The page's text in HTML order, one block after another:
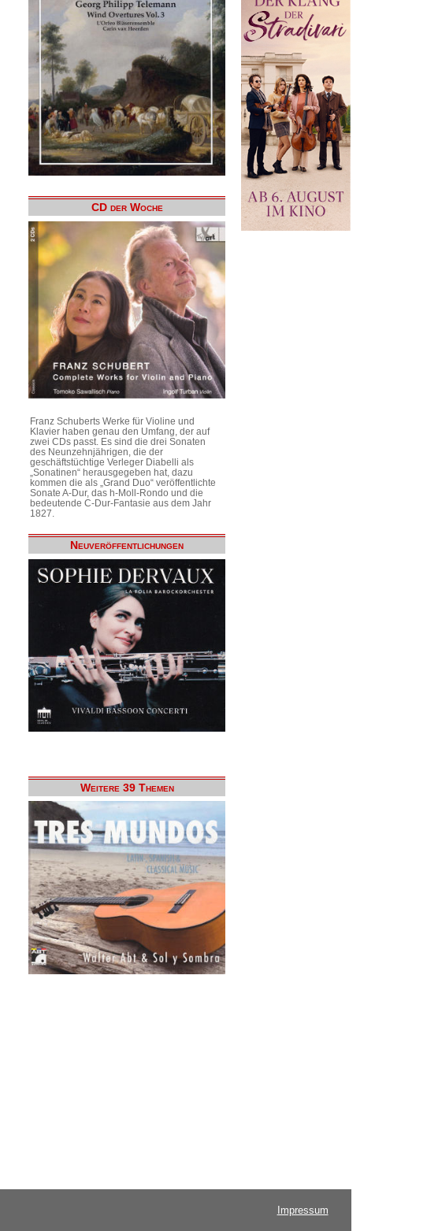
CD der Woche
Franz Schuberts Werke für Violine und
Klavier haben genau den Umfang, der auf
zwei CDs passt. Es sind die drei Sonaten
des Neunzehnjährigen, die der
geschäftstüchtige Verleger Diabelli als
„Sonatinen“ herausgegeben hat, dazu
kommen die als „Grand Duo“ veröffentlichte
Sonate A-Dur, das h-Moll-Rondo und die
bedeutende C-Dur-Fantasie aus dem Jahr
1827.
Neuveröffentlichungen
Weitere 39 Themen
Impressum